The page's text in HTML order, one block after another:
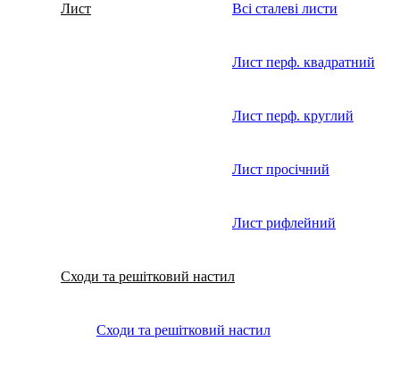
Лист Всі сталеві листи
Лист перф. квадратний
Лист перф. круглий
Лист просічний
Лист рифлейний
Сходи та решітковий настил
Сходи та решітковий настил